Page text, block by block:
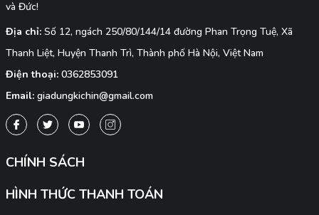
và Đức!
Địa chỉ: Số 12, ngách 250/80/144/14 đường Phan Trọng Tuệ, Xã
Thanh Liệt, Huyện Thanh Trì, Thành phố Hà Nội, Việt Nam
Điện thoại: 0362853091
Email: giadungkichin@gmail.com
CHÍNH SÁCH
HÌNH THỨC THANH TOÁN